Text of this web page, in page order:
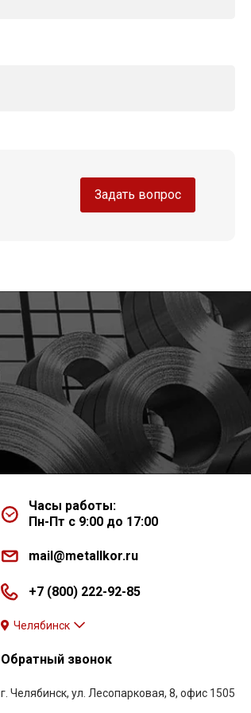
Задать вопрос
Часы работы:
Пн-Пт с 9:00 до 17:00
mail@metallkor.ru
+7 (800) 222-92-85
Челябинск
Обратный звонок
г. Челябинск, ул. Лесопарковая, 8, офис 1505